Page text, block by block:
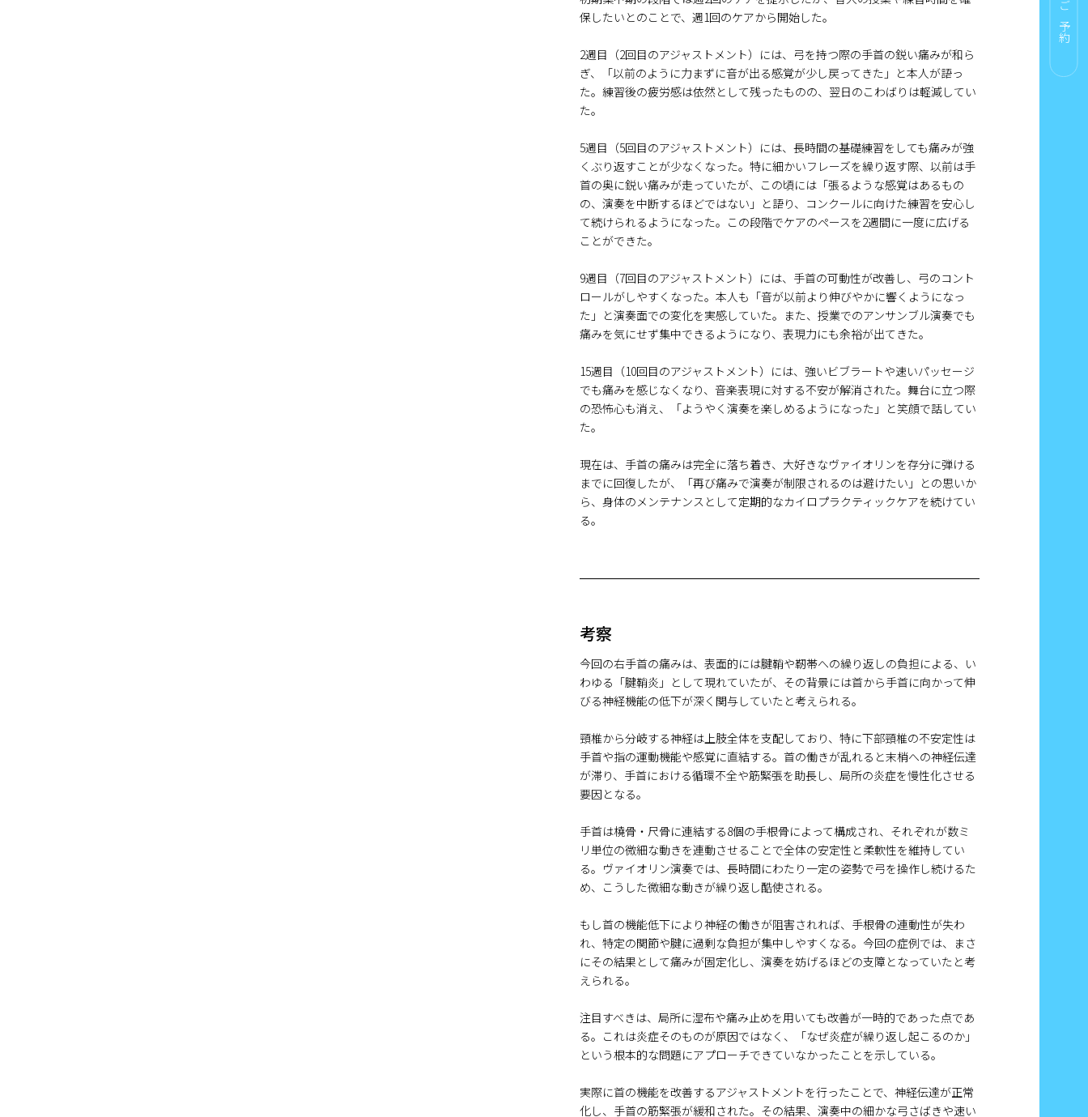
保したいとのことで、週1回のケアから開始した。
2週目（2回目のアジャストメント）には、弓を持つ際の手首の鋭い痛みが和ら
ぎ、「以前のように力まずに音が出る感覚が少し戻ってきた」と本人が語っ
た。練習後の疲労感は依然として残ったものの、翌日のこわばりは軽減してい
た。
5週目（5回目のアジャストメント）には、長時間の基礎練習をしても痛みが強
くぶり返すことが少なくなった。特に細かいフレーズを繰り返す際、以前は手
首の奥に鋭い痛みが走っていたが、この頃には「張るような感覚はあるもの
の、演奏を中断するほどではない」と語り、コンクールに向けた練習を安心し
て続けられるようになった。この段階でケアのペースを2週間に一度に広げる
ことができた。
9週目（7回目のアジャストメント）には、手首の可動性が改善し、弓のコント
ロールがしやすくなった。本人も「音が以前より伸びやかに響くようになっ
た」と演奏面での変化を実感していた。また、授業でのアンサンブル演奏でも
痛みを気にせず集中できるようになり、表現力にも余裕が出てきた。
15週目（10回目のアジャストメント）には、強いビブラートや速いパッセージ
でも痛みを感じなくなり、音楽表現に対する不安が解消された。舞台に立つ際
の恐怖心も消え、「ようやく演奏を楽しめるようになった」と笑顔で話してい
た。
現在は、手首の痛みは完全に落ち着き、大好きなヴァイオリンを存分に弾ける
までに回復したが、「再び痛みで演奏が制限されるのは避けたい」との思いか
ら、身体のメンテナンスとして定期的なカイロプラクティックケアを続けてい
る。
考察
今回の右手首の痛みは、表面的には腱鞘や靭帯への繰り返しの負担による、い
わゆる「腱鞘炎」として現れていたが、その背景には首から手首に向かって伸
びる神経機能の低下が深く関与していたと考えられる。
頸椎から分岐する神経は上肢全体を支配しており、特に下部頸椎の不安定性は
手首や指の運動機能や感覚に直結する。首の働きが乱れると末梢への神経伝達
が滞り、手首における循環不全や筋緊張を助長し、局所の炎症を慢性化させる
要因となる。
手首は橈骨・尺骨に連結する8個の手根骨によって構成され、それぞれが数ミ
リ単位の微細な動きを連動させることで全体の安定性と柔軟性を維持してい
る。ヴァイオリン演奏では、長時間にわたり一定の姿勢で弓を操作し続けるた
め、こうした微細な動きが繰り返し酷使される。
もし首の機能低下により神経の働きが阻害されれば、手根骨の連動性が失わ
れ、特定の関節や腱に過剰な負担が集中しやすくなる。今回の症例では、まさ
にその結果として痛みが固定化し、演奏を妨げるほどの支障となっていたと考
えられる。
注目すべきは、局所に湿布や痛み止めを用いても改善が一時的であった点であ
る。これは炎症そのものが原因ではなく、「なぜ炎症が繰り返し起こるのか」
という根本的な問題にアプローチできていなかったことを示している。
実際に首の機能を改善するアジャストメントを行ったことで、神経伝達が正常
化し、手首の筋緊張が緩和された。その結果、演奏中の細かな弓さばきや速い
ご予約